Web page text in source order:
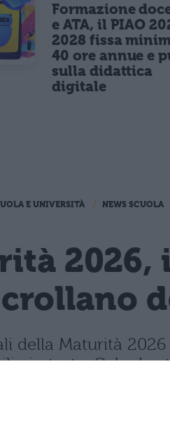
Formazione
e ATA, il PIAO
2028 fissa
40 ore annue e
sulla didattica
digitale
E UNIVERSITÀ NEWS SCUOLA
2026,
della Maturità
in testa. Cala